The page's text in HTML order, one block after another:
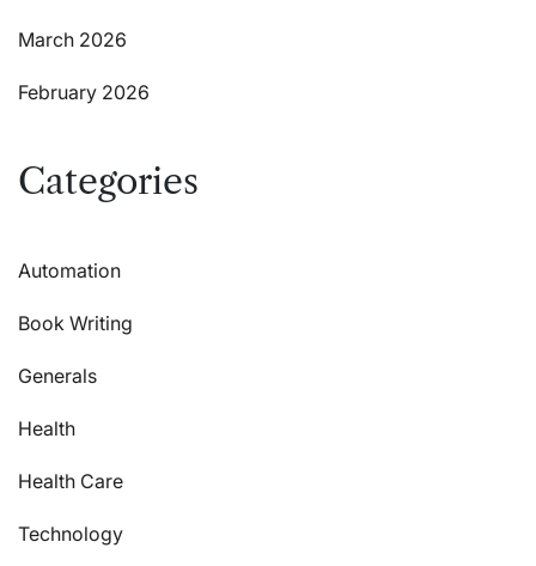
March 2026
February 2026
Categories
Automation
Book Writing
Generals
Health
Health Care
Technology